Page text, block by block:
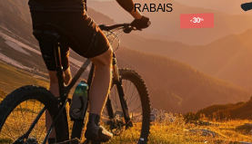
RABAIS
-30%